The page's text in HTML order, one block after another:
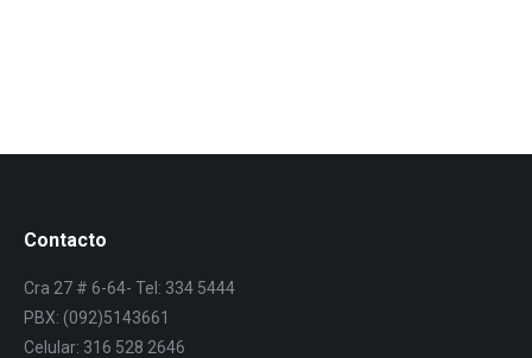
Contacto
Cra 27 # 6-64- Tel: 334 5444
PBX: (092)5143661
Celular: 316 528 2646